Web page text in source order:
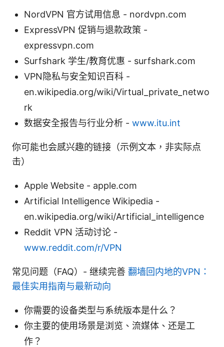
NordVPN 官方试用信息 - nordvpn.com
ExpressVPN 促销与退款政策 -
expressvpn.com
Surfshark 学生/教育优惠 - surfshark.com
VPN隐私与安全知识百科 -
en.wikipedia.org/wiki/Virtual_private_netwo
rk
数据安全报告与行业分析 - www.itu.int
你可能也会感兴趣的链接（示例文本，非实际点
击）
Apple Website - apple.com
Artificial Intelligence Wikipedia -
en.wikipedia.org/wiki/Artificial_intelligence
Reddit VPN 活动讨论 -
www.reddit.com/r/VPN
常见问题（FAQ）- 继续完善 翻墙回内地的VPN：
最佳实用指南与最新动向
你需要的设备类型与系统版本是什么？
你主要的使用场景是浏览、流媒体、还是工
作？